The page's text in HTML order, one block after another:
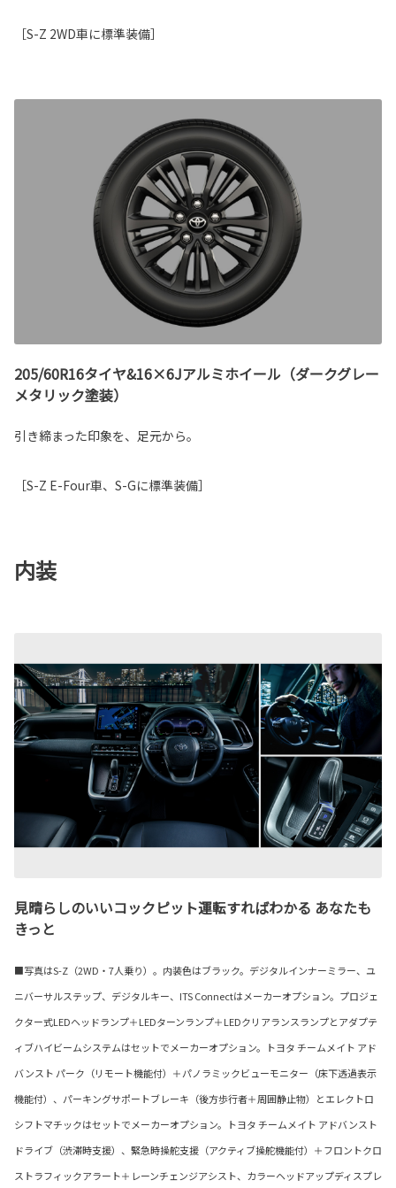
［S-Z 2WD車に標準装備］
205/60R16タイヤ&16×6Jアルミホイール（ダークグレー
メタリック塗装）
引き締まった印象を、足元から。
［S-Z E-Four車、S-Gに標準装備］
内装
見晴らしのいいコックピット運転すればわかる あなたも
きっと
■写真はS-Z（2WD・7人乗り）。内装色はブラック。デジタルインナーミラー、ユ
ニバーサルステップ、デジタルキー、ITS Connectはメーカーオプション。プロジェ
クター式LEDヘッドランプ＋LEDターンランプ＋LEDクリアランスランプとアダプテ
ィブハイビームシステムはセットでメーカーオプション。トヨタ チームメイト アド
バンスト パーク（リモート機能付）＋パノラミックビューモニター（床下透過表示
機能付）、パーキングサポートブレーキ（後方歩行者＋周囲静止物）とエレクトロ
シフトマチックはセットでメーカーオプション。トヨタ チームメイト アドバンスト
ドライブ（渋滞時支援）、緊急時操舵支援（アクティブ操舵機能付）＋フロントクロ
ストラフィックアラート＋レーンチェンジアシスト、カラーヘッドアップディスプレ